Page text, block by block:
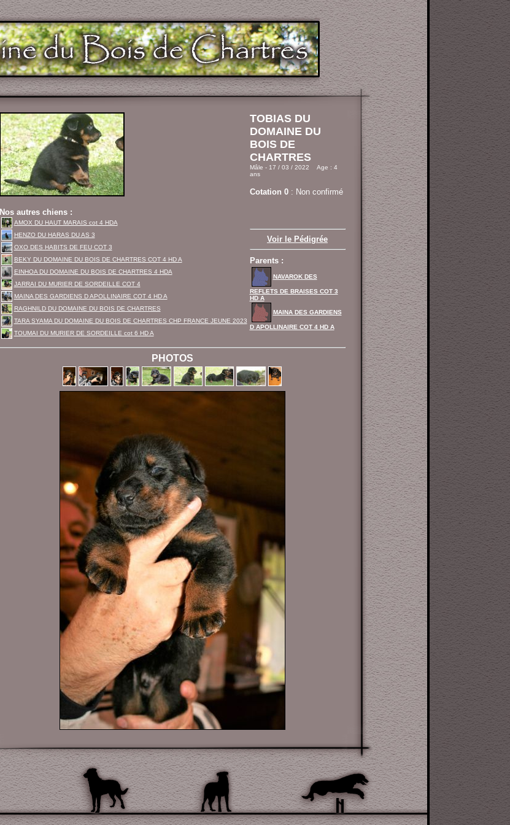
Nos autres chiens :
AMOX DU HAUT MARAIS cot 4 HDA
HENZO DU HARAS DU AS 3
OXO DES HABITS DE FEU COT 3
BEKY DU DOMAINE DU BOIS DE CHARTRES COT 4 HD A
EINHOA DU DOMAINE DU BOIS DE CHARTRES 4 HDA
JARRAI DU MURIER DE SORDEILLE COT 4
MAINA DES GARDIENS D APOLLINAIRE COT 4 HD A
RAGHNILD DU DOMAINE DU BOIS DE CHARTRES
TARA SYAMA DU DOMAINE DU BOIS DE CHARTRES CHP FRANCE JEUNE 2023
TOUMAI DU MURIER DE SORDEILLE cot 6 HD A
TOBIAS DU
DOMAINE DU
BOIS DE
CHARTRES
Mâle - 17 / 03 / 2022 Age : 4
ans
Cotation 0: Non confirmé
Voir le Pédigrée
Parents :
NAVAROK DES
REFLETS DE BRAISES COT 3
HD A
MAINA DES GARDIENS
D APOLLINAIRE COT 4 HD A
PHOTOS